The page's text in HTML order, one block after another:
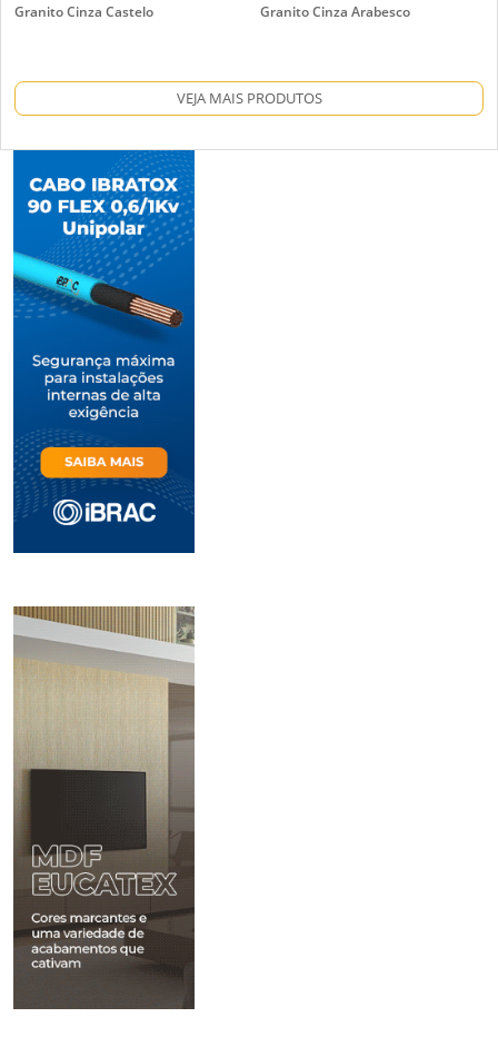
Granito Cinza Castelo Granito Cinza Arabesco
VEJA MAIS PRODUTOS